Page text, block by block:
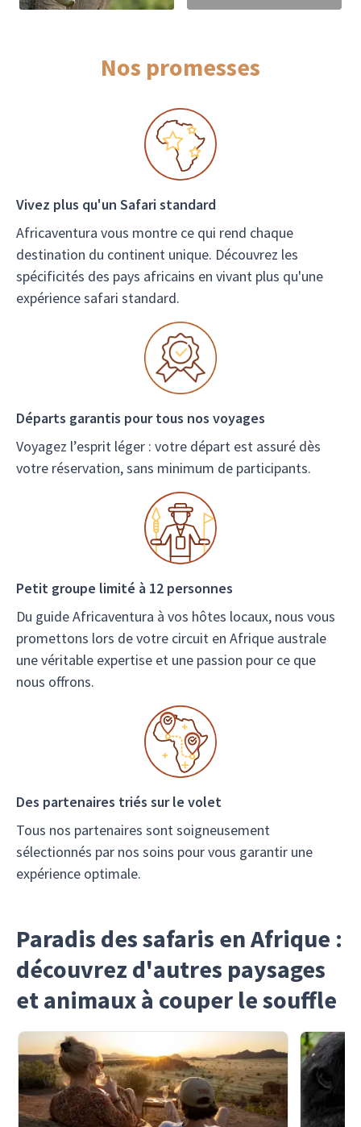
Nos promesses
Vivez plus qu'un Safari standard
Africaventura vous montre ce qui rend chaque
destination du continent unique. Découvrez les
spécificités des pays africains en vivant plus qu'une
expérience safari standard.
Départs garantis pour tous nos voyages
Voyagez l’esprit léger : votre départ est assuré dès
votre réservation, sans minimum de participants.
Petit groupe limité à 12 personnes
Du guide Africaventura à vos hôtes locaux, nous vous
promettons lors de votre circuit en Afrique australe
une véritable expertise et une passion pour ce que
nous offrons.
Des partenaires triés sur le volet
Tous nos partenaires sont soigneusement
sélectionnés par nos soins pour vous garantir une
expérience optimale.
Paradis des safaris en Afrique :
découvrez d'autres paysages
et animaux à couper le souffle